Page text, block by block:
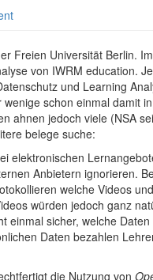
Freien Universität Berlin.
von IWRM education.
und Learning
schon einmal damit
ahnen jedoch viele (NSA
belege suche:
elektronischen
Anbietern ignorieren.
welche Videos
würden jedoch ganz
einmal sicher, welche
Daten bezahlen
die Nutzung von